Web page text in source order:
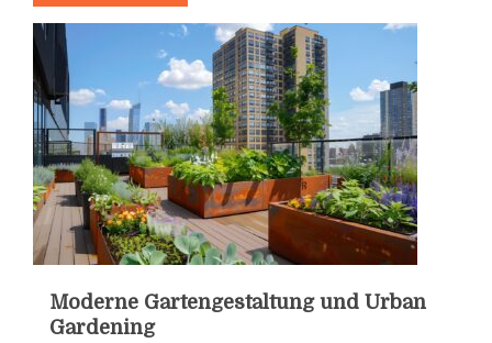
Moderne Gartengestaltung und Urban
Gardening